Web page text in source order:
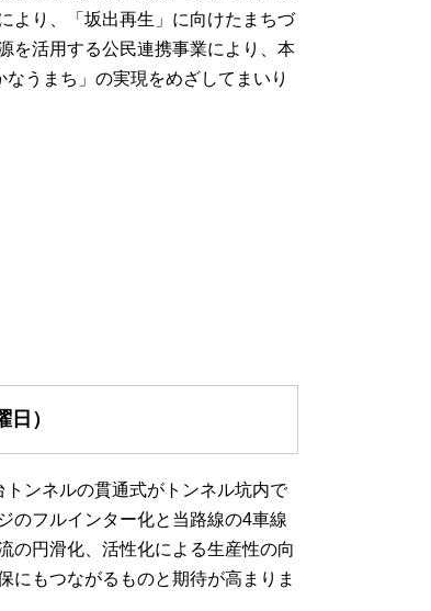
より、「坂出再生」に向けたまちづ
を活用する公民連携事業により、本
うまち」の実現をめざしてまいり
）
ンネルの貫通式がトンネル坑内で
のフルインター化と当路線の4車線
の円滑化、活性化による生産性の向
にもつながるものと期待が高まりま